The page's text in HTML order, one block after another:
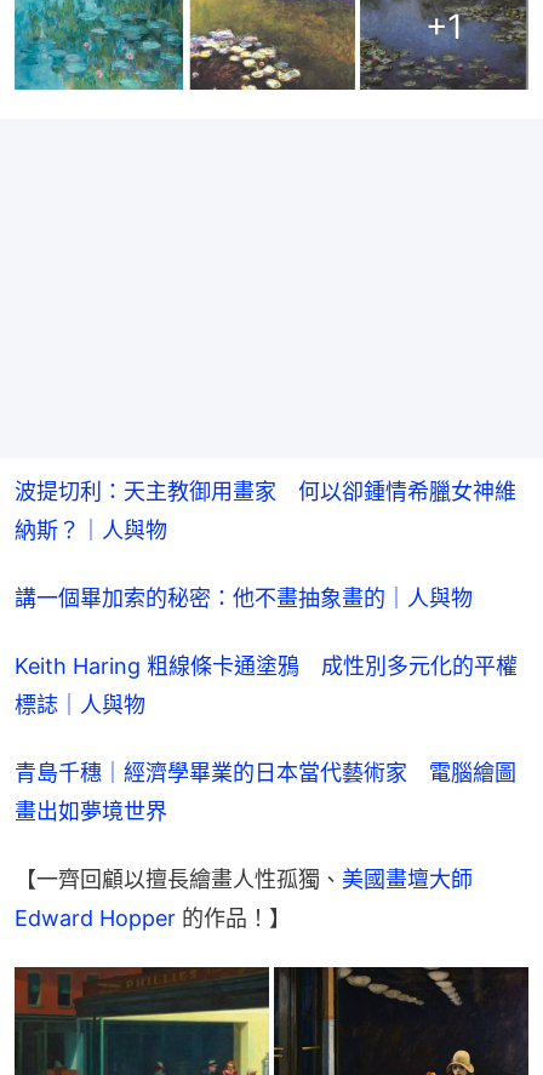
+1
波提切利：天主教御用畫家　何以卻鍾情希臘女神維
納斯？｜人與物
講一個畢加索的秘密：他不畫抽象畫的｜人與物
Keith Haring 粗線條卡通塗鴉　成性別多元化的平權
標誌｜人與物
青島千穗｜經濟學畢業的日本當代藝術家　電腦繪圖
畫出如夢境世界
【一齊回顧以擅長繪畫人性孤獨、 美國畫壇大師
Edward Hopper 的作品！】